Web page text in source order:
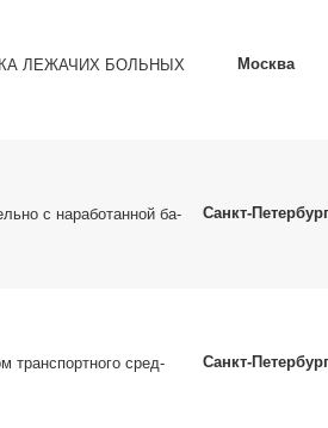
ЛЕЖАЧИХ БОЛЬНЫХ
Москва
с на­ра­бо­тан­ной ба­
Санкт-Петербург
транс­порт­но­го сред­
Санкт-Петербург